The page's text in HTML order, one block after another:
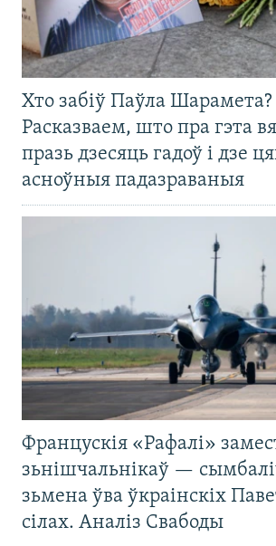
Хто забіў Паўла Шарамета?
Расказваем, што пра гэта
празь дзесяць гадоў і дзе
асноўныя падазраваныя
Францускія «Рафалі»
зьнішчальнікаў —
зьмена ўва ўкраінскіх
сілах. Аналіз Свабоды